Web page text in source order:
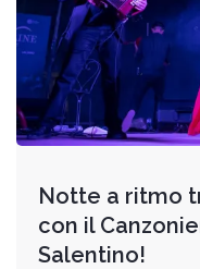
Notte a ritmo
con il
Salentino!